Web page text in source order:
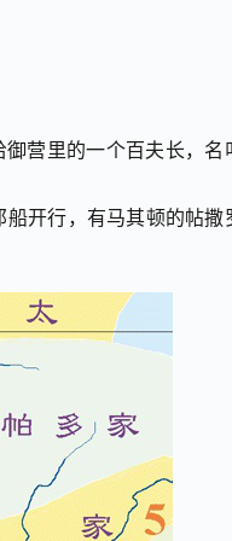
御营里的一个百夫长，名
开行，有马其顿的帖撒